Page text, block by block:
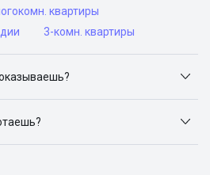
квартиры
3-комн. квартиры
Яндекс.Недвижимость,